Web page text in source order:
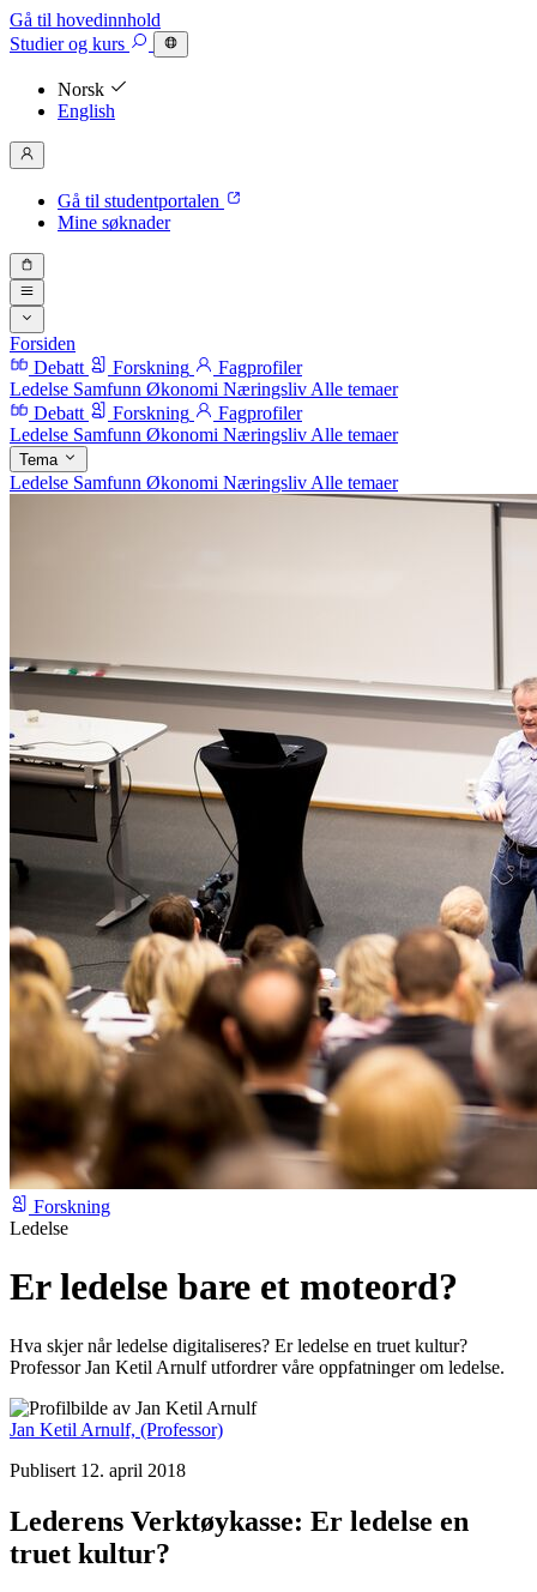
Gå til hovedinnhold
Studierog kurs
Norsk
English
Gå til studentportalen
Mine søknader
Forsiden
Debatt
Forskning
Fagprofiler
Ledelse Samfunn Økonomi Næringsliv Alle temaer
Debatt
Forskning
Fagprofiler
Ledelse Samfunn Økonomi Næringsliv Alle temaer
Tema
Ledelse Samfunn Økonomi Næringsliv Alle temaer
Forskning
Ledelse
Er ledelse bare et moteord?
Hva skjer når ledelse digitaliseres? Er ledelse en truet kultur?
Professor Jan Ketil Arnulf utfordrer våre oppfatninger om ledelse.
Jan Ketil Arnulf, (Professor)
Publisert 12. april 2018
Lederens Verktøykasse: Er ledelse en
truet kultur?